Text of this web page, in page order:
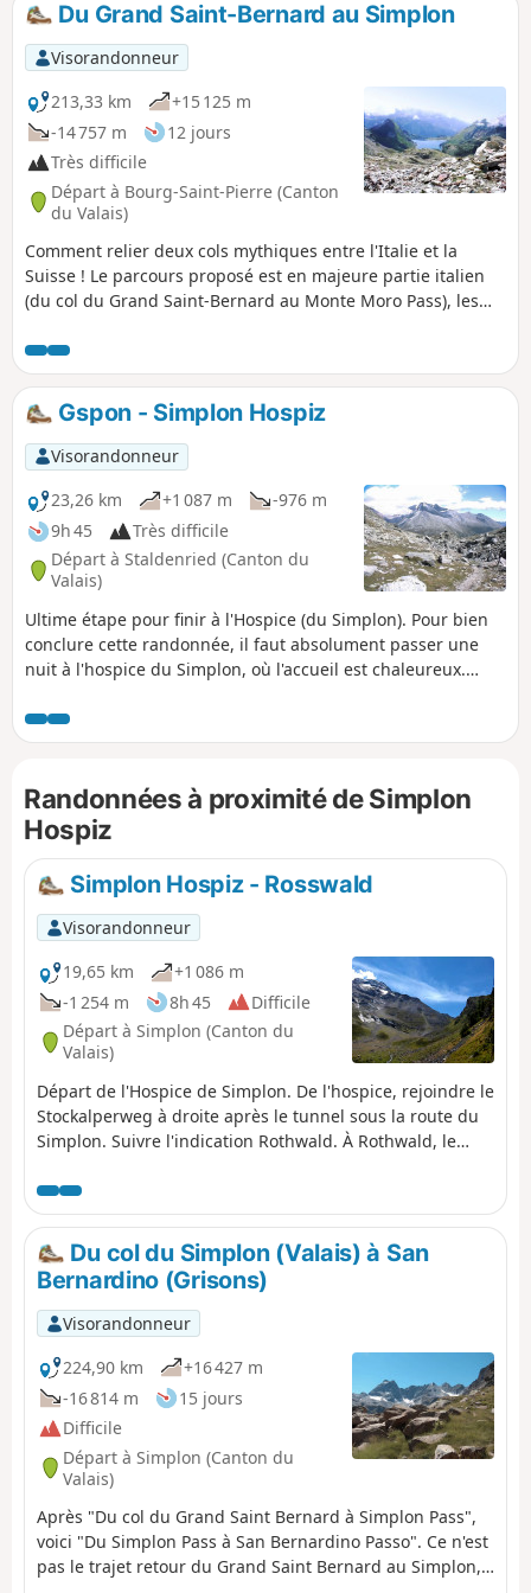
p
Du Grand Saint-Bernard au Simplon
Visorandonneur
213,33 km
+15 125 m
-14 757 m
12 jours
Très difficile
Départ à Bourg-Saint-Pierre (Canton
du Valais)
Comment relier deux cols mythiques entre l'Italie et la
Suisse ! Le parcours proposé est en majeure partie italien
(du col du Grand Saint-Bernard au Monte Moro Pass), les
traditionnelle route "Chamonix-Zermatt-Simplon".
Gspon - Simplon Hospiz
Visorandonneur
23,26 km
+1 087 m
-976 m
9h 45
Très difficile
Départ à Staldenried (Canton du
Valais)
Ultime étape pour finir à l'Hospice (du Simplon). Pour bien
conclure cette randonnée, il faut absolument passer une
nuit à l'hospice du Simplon, où l'accueil est chaleureux.
l'application Visorando.
Randonnées à proximité de Simplon
Hospiz
Simplon Hospiz - Rosswald
Visorandonneur
19,65 km
+1 086 m
-1 254 m
8h 45
Difficile
Départ à Simplon (Canton du
Valais)
Départ de l'Hospice de Simplon. De l'hospice, rejoindre le
Stockalperweg à droite après le tunnel sous la route du
Simplon. Suivre l'indication Rothwald. À Rothwald, le
Wäse puis Wintrigmatte. Le chemin contourne le torrent
Furggubaum au niveau de Scrickboden au pied de la
Furggubaumlicke et commence à monter vers la
Bortelhütte. Le sentier redescend vers le torrent Schiess
(petit pont) et remonte légèrement vers Stafel qui offre
un panorama sur le Bortelhorn. Une route empierrée
conduit en haut du village de Rosswald.Balisage : Blanc-
Rouge-Blanc.
Du col du Simplon (Valais) à San
Bernardino (Grisons)
Visorandonneur
224,90 km
+16 427 m
-16 814 m
15 jours
Difficile
Départ à Simplon (Canton du
Valais)
Après "Du col du Grand Saint Bernard à Simplon Pass",
voici "Du Simplon Pass à San Bernardino Passo". Ce n'est
pas le trajet retour du Grand Saint Bernard au Simplon,